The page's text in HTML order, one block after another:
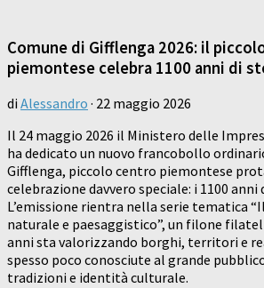
Comune di Gifflenga 2026: il
piemontese celebra 1100 anni di
di Alessandro · 22 maggio 2026
Il 24 maggio 2026 il Ministero delle
ha dedicato un nuovo francobollo
Gifflenga, piccolo centro piemontese
celebrazione davvero speciale: i 1100
L’emissione rientra nella serie tematica
naturale e paesaggistico”, un filone
anni sta valorizzando borghi, territori e
spesso poco conosciute al grande
tradizioni e identità culturale.